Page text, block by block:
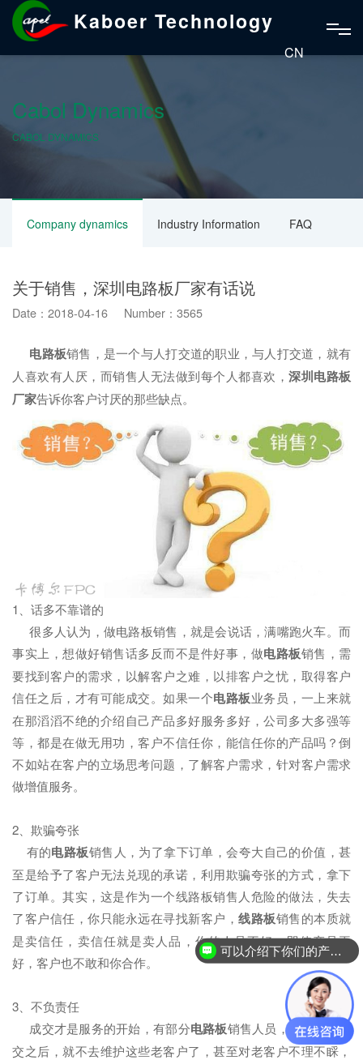
Kaboer Technology
CN
Cabol Dynamics
CABOL DYNAMICS
Company dynamics Industry Information FAQ
关于销售，深圳电路板厂家有话说
Date：2018-04-16 Number：3565
电路板销售，是一个与人打交道的职业，与人打交道，就有
人喜欢有人厌，而销售人无法做到每个人都喜欢， 深圳电路板
厂家告诉你客户讨厌的那些缺点。
1、话多不靠谱的
很多人认为，做电路板销售，就是会说话，满嘴跑火车。而
事实上，想做好销售话多反而不是件好事，做电路板销售，需
要找到客户的需求，以解客户之难，以排客户之忧，取得客户
信任之后，才有可能成交。如果一个电路板业务员，一上来就
在那滔滔不绝的介绍自己产品多好服务多好，公司多大多强等
等，都是在做无用功，客户不信任你，能信任你的产品吗？倒
不如站在客户的立场思考问题，了解客户需求，针对客户需求
做增值服务。
2、欺骗夸张
有的电路板销售人，为了拿下订单，会夸大自己的价值，甚
至是给予了客户无法兑现的承诺，利用欺骗夸张的方式，拿下
了订单。其实，这是作为一个线路板销售人危险的做法，失去
了客户信任，你只能永远在寻找新客户， 线路板销售的本质就
是卖信任，卖信任就是卖人品，你的人品不好，即使产品再
好，客户也不敢和你合作。
3、不负责任
成交才是服务的开始，有部分电路板销售人员，在与客户成
交之后，就不去维护这些老客户了，甚至对老客户不理不睬，
可以介绍下你们的产品么？